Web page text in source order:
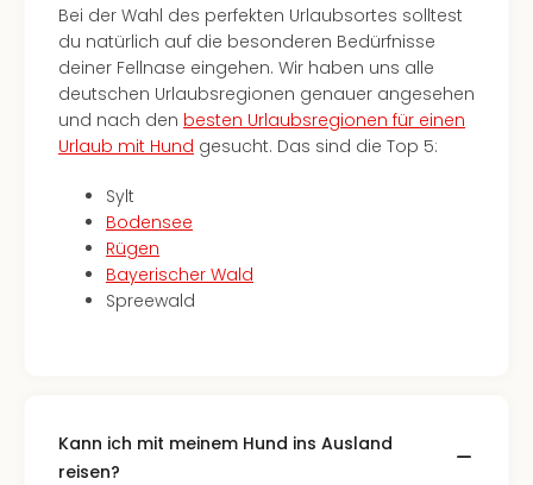
Bei der Wahl des perfekten Urlaubsortes solltest
du natürlich auf die besonderen Bedürfnisse
deiner Fellnase eingehen. Wir haben uns alle
deutschen Urlaubsregionen genauer angesehen
und nach den besten Urlaubsregionen für einen
Urlaub mit Hund gesucht. Das sind die Top 5:
Sylt
Bodensee
Rügen
Bayerischer Wald
Spreewald
Kann ich mit meinem Hund ins Ausland
reisen?